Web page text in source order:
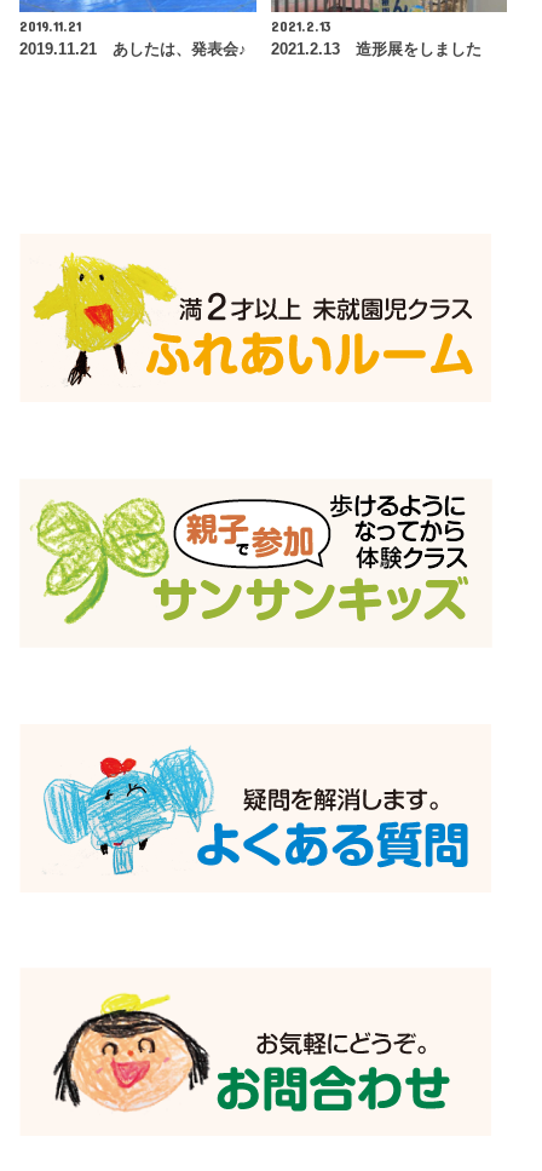
2019.11.21
2019.11.21 あしたは、発表会♪
2021.2.13
2021.2.13 造形展をしました